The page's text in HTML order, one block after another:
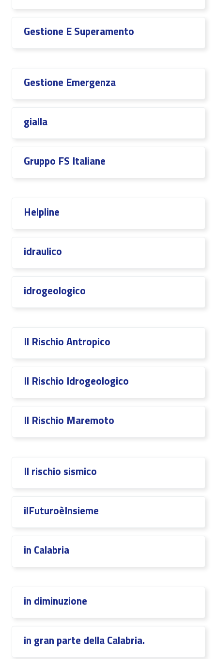
Gestione E Superamento
Gestione Emergenza
gialla
Gruppo FS Italiane
Helpline
idraulico
idrogeologico
Il Rischio Antropico
Il Rischio Idrogeologico
Il Rischio Maremoto
Il rischio sismico
ilFuturoèInsieme
in Calabria
in diminuzione
in gran parte della Calabria.